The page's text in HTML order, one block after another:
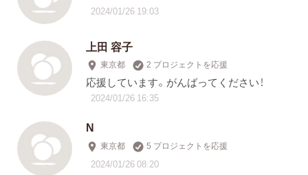
2024/01/26 19:03
上田 容子
東京都 2 プロジェクトを応援
応援しています。がんばってください！
2024/01/26 16:35
N
東京都 5 プロジェクトを応援
2024/01/26 08:20